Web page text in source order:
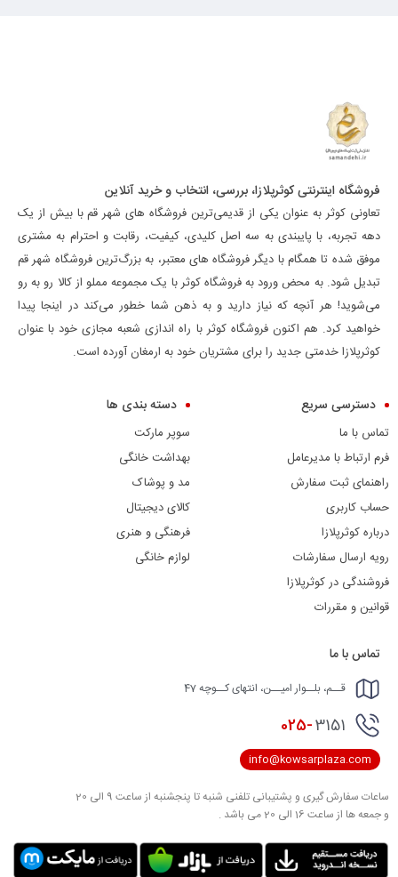
فروشگاه اینترنتی کوثرپلازا، بررسی، انتخاب و خرید آنلاین
تعاونی کوثر به عنوان یکی از قدیمی‌ترین فروشگاه های شهر قم با بیش از یک
دهه تجربه، با پایبندی به سه اصل کلیدی، کیفیت، رقابت و احترام به مشتری
موفق شده تا همگام با دیگر فروشگاه های معتبر، به بزرگ‌ترین فروشگاه شهر قم
تبدیل شود. به محض ورود به فروشگاه کوثر با یک مجموعه مملو از کالا رو به رو
می‌شوید! هر آنچه که نیاز دارید و به ذهن شما خطور می‌کند در اینجا پیدا
خواهید کرد. هم اکنون فروشگاه کوثر با راه اندازی شعبه مجازی خود با عنوان
کوثرپلازا خدمتی جدید را برای مشتریان خود به ارمغان آورده است.
دسترسی سریع
تماس با ما
فرم ارتباط با مدیرعامل
راهنمای ثبت سفارش
حساب کاربری
درباره کوثرپلازا
رویه ارسال سفارشات
فروشندگی در کوثرپلازا
قوانین و مقررات
دسته بندی ها
سوپر مارکت
بهداشت خانگی
مد و پوشاک
کالای دیجیتال
فرهنگی و هنری
لوازم خانگی
تماس با ما
قــم، بلــوار امیــن، انتهای کــوچه 47
025-3151
info@kowsarplaza.com
ساعات سفارش گیری و پشتیبانی تلفنی شنبه تا پنجشنبه از ساعت 9 الی 20
و جمعه ها از ساعت 16 الی 20 می باشد .